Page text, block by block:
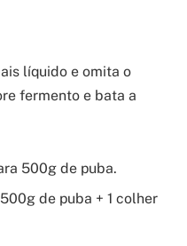
líquido e omita o
fermento e bata a
500g de puba.
de puba + 1 colher